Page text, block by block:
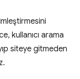
kullanıcı arama
siteye gitmeden